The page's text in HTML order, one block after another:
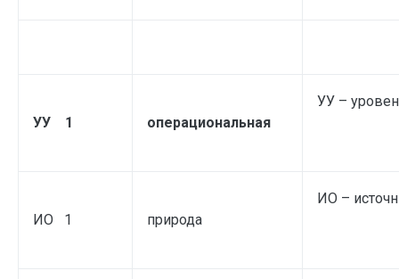
УУ 1 операциональная
УУ –
ИО 1 природа
ИО –